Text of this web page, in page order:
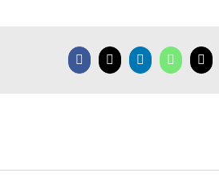
aumentar
ou
Facebook
X LinkedInWhatsApp
E-
mail